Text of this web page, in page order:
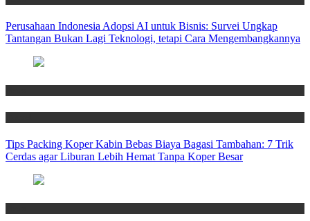
Perusahaan Indonesia Adopsi AI untuk Bisnis: Survei Ungkap
Tantangan Bukan Lagi Teknologi, tetapi Cara Mengembangkannya
Tips Packing Koper Kabin Bebas Biaya Bagasi Tambahan: 7 Trik
Cerdas agar Liburan Lebih Hemat Tanpa Koper Besar